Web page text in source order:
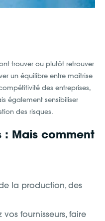
trouver ou plutôt retrouver
un équilibre entre maîtrise
des entreprises,
également sensibiliser
des risques.
: Mais comment
la production, des
fournisseurs, faire